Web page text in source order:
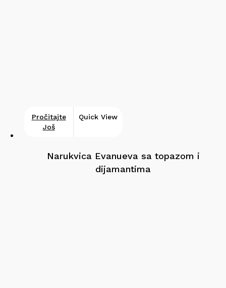
Pročitajte
Još
Quick View
Narukvica Evanueva sa topazom i
dijamantima